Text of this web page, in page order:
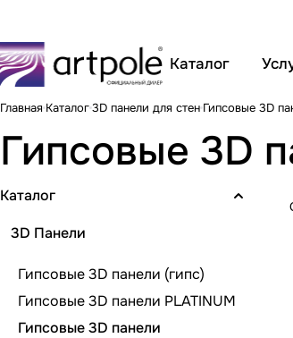
Каталог
Главная Каталог3D панели для стен Гипсовые 3D
Гипсовые 3D
Каталог
3D Панели
Гипсовые 3D панели (гипс)
Гипсовые 3D панели PLATINUM
Гипсовые 3D панели